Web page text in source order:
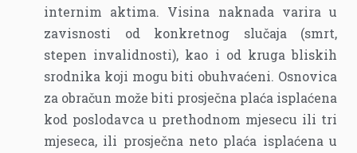
internim aktima. Visina naknada varira u
zavisnosti od konkretnog slučaja (smrt,
stepen invalidnosti), kao i od kruga bliskih
srodnika koji mogu biti obuhvaćeni. Osnovica
za obračun može biti prosječna plaća isplaćena
kod poslodavca u prethodnom mjesecu ili tri
mjeseca, ili prosječna neto plaća isplaćena u